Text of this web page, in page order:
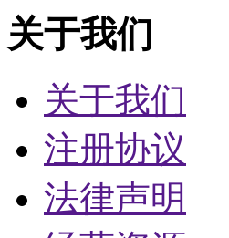
关于我们
关于我们
注册协议
法律声明